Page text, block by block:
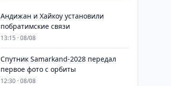
Андижан и Хайкоу установили
побратимские связи
13:15 · 08/08
Спутник Samarkand-2028 передал
первое фото с орбиты
12:30 · 08/08